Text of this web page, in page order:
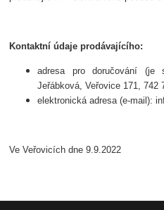
Kontaktní údaje prodávajícího:
adresa pro doručování (je
Jeřábková, Veřovice 171, 742
elektronická adresa (e-mail):
Ve Veřovicích dne 9.9.2022